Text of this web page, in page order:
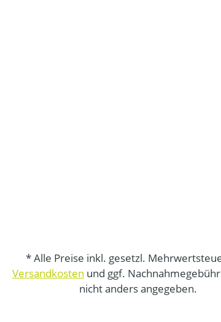
* Alle Preise inkl. gesetzl.
Versandkosten und ggf.
nicht anders angegeben.